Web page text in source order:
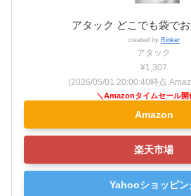
アタック どこでも袋で
created by Rinker
アタック
¥1,307
(2026/05/01 20:00:40時点
Amazon
楽天市場
Yahooショッピン